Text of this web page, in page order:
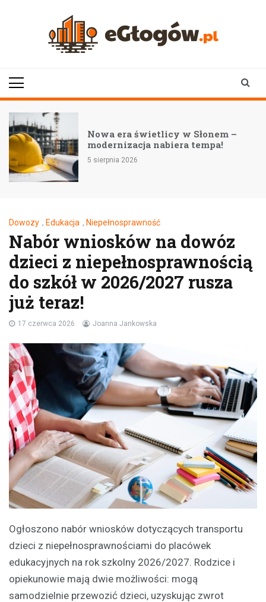
Nowa era świetlicy w Słonem –
modernizacja nabiera tempa!
5 sierpnia 2026
Dowozy , Edukacja , Niepełnosprawność
Nabór wniosków na dowóz
dzieci z niepełnosprawnością
do szkół w 2026/2027 rusza
już teraz!
17 czerwca 2026 Joanna Jankowska
Ogłoszono nabór wniosków dotyczących transportu
dzieci z niepełnosprawnościami do placówek
edukacyjnych na rok szkolny 2026/2027. Rodzice i
opiekunowie mają dwie możliwości: mogą
samodzielnie przewozić dzieci, uzyskując zwrot